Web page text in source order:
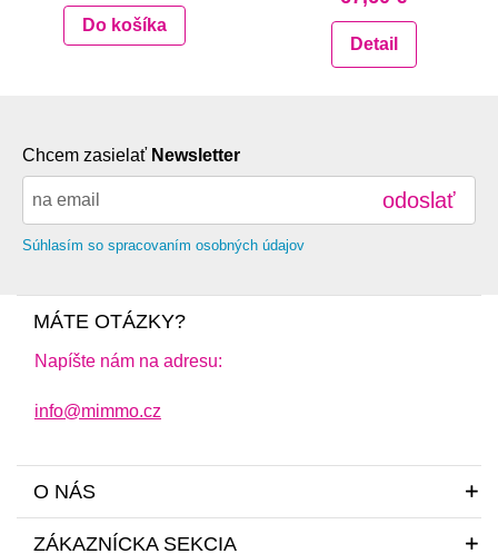
Do košíka
Detail
Chcem zasielať Newsletter
odoslať
Súhlasím so spracovaním osobných údajov
MÁTE OTÁZKY?
Napíšte nám na adresu:
info@mimmo.cz
O NÁS
ZÁKAZNÍCKA SEKCIA